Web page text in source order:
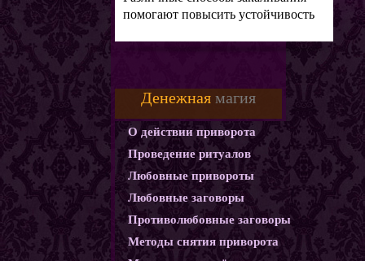
помогают повысить устойчивость
Денежная магия
О действии приворота
Проведение ритуалов
Любовные привороты
Любовные заговоры
Противолюбовные заговоры
Методы снятия приворота